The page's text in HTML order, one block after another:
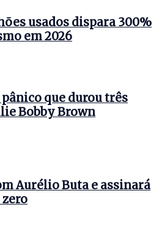
usados dispara 300%
em 2026
que durou três
Bobby Brown
Aurélio Buta e assinará